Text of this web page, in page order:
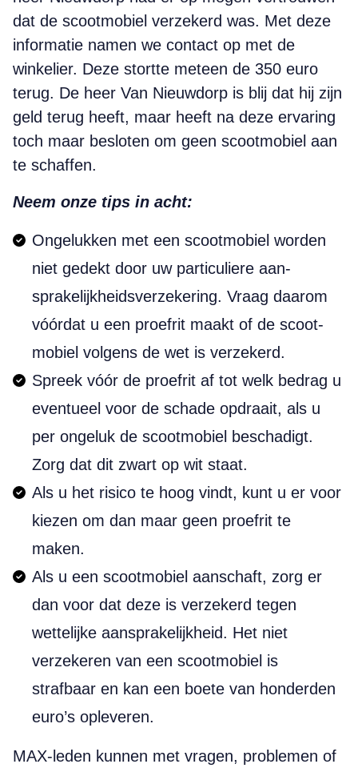
dat de scootmobiel verzekerd was. Met deze
infor­matie namen we contact op met de
winkelier. Deze stortte meteen de 350 euro
terug. De heer Van Nieuwdorp is blij dat hij zijn
geld terug heeft, maar heeft na deze ervaring
toch maar besloten om geen scootmobiel aan
te schaffen.
Neem onze tips in acht:
Ongelukken met een scoot­mobiel worden
niet gedekt door uw particuliere aan­
sprakelijk­heids­verzekering. Vraag daarom
vóórdat u een proefrit maakt of de scoot­
mobiel volgens de wet is verzekerd.
Spreek vóór de proefrit af tot welk bedrag u
eventueel voor de schade opdraait, als u
per ongeluk de scootmobiel beschadigt.
Zorg dat dit zwart op wit staat.
Als u het risico te hoog vindt, kunt u er voor
kiezen om dan maar geen proefrit te
maken.
Als u een scootmobiel aanschaft, zorg er
dan voor dat deze is verzekerd tegen
wettelijke aansprakelijkheid. Het niet
verzekeren van een scootmobiel is
strafbaar en kan een boete van honder­den
euro’s opleveren.
MAX-leden kunnen met vragen, problemen of